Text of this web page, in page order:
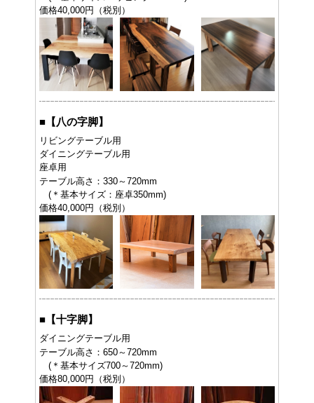
価格40,000円（税別）
■ 【八の字脚】
リビングテーブル用
ダイニングテーブル用
座卓用
テーブル高さ：330～720mm
(＊基本サイズ：座卓350mm)
価格40,000円（税別）
■ 【十字脚】
ダイニングテーブル用
テーブル高さ：650～720mm
(＊基本サイズ700～720mm)
価格80,000円（税別）